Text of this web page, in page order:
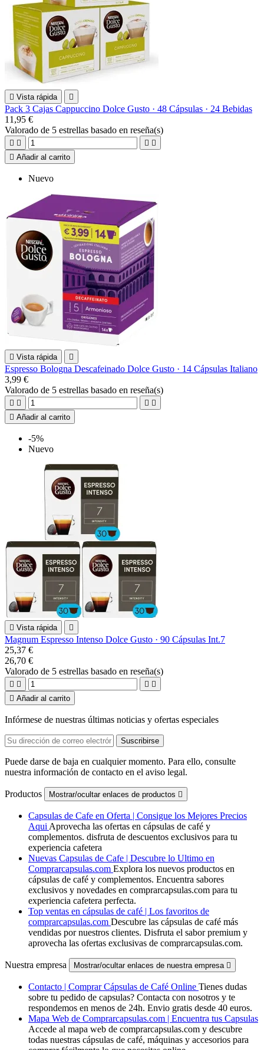
 Vista rápida 
Pack 3 Cajas Cappuccino Dolce Gusto · 48 Cápsulas · 24 Bebidas
11,95 €
Valorado de 5 estrellas basado en reseña(s)
   
 Añadir al carrito
Nuevo
 Vista rápida 
Espresso Bologna Descafeinado Dolce Gusto · 14 Cápsulas Italiano
3,99 €
Valorado de 5 estrellas basado en reseña(s)
   
 Añadir al carrito
-5%
Nuevo
 Vista rápida 
Magnum Espresso Intenso Dolce Gusto · 90 Cápsulas Int.7
25,37 €
26,70 €
Valorado de 5 estrellas basado en reseña(s)
   
 Añadir al carrito
Infórmese de nuestras últimas noticias y ofertas especiales
Puede darse de baja en cualquier momento. Para ello, consulte
nuestra información de contacto en el aviso legal.
Productos Mostrar/ocultar enlaces de productos 
Capsulas de Cafe en Oferta | Consigue los Mejores Precios
Aqui Aprovecha las ofertas en cápsulas de café y
complementos. disfruta de descuentos exclusivos para tu
experiencia cafetera
Nuevas Capsulas de Cafe | Descubre lo Ultimo en
Comprarcapsulas.com Explora los nuevos productos en
cápsulas de café y complementos. Encuentra sabores
exclusivos y novedades en comprarcapsulas.com para tu
experiencia cafetera perfecta.
Top ventas en cápsulas de café | Los favoritos de
comprarcapsulas.com Descubre las cápsulas de café más
vendidas por nuestros clientes. Disfruta el sabor premium y
aprovecha las ofertas exclusivas de comprarcapsulas.com.
Nuestra empresa Mostrar/ocultar enlaces de nuestra empresa 
Contacto | Comprar Cápsulas de Café Online Tienes dudas
sobre tu pedido de capsulas? Contacta con nosotros y te
respondemos en menos de 24h. Envio gratis desde 40 euros.
Mapa Web de Comprarcapsulas.com | Encuentra tus Capsulas
Accede al mapa web de comprarcapsulas.com y descubre
todas nuestras cápsulas de café, máquinas y accesorios para